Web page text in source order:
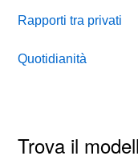
Rapporti tra privati
Quotidianità
Trova il